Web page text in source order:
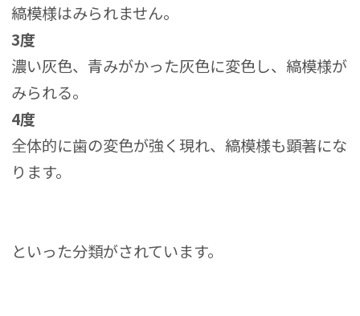
縞模様はみられません。
3度
濃い灰色、青みがかった灰色に変色し、縞模様が
みられる。
4度
全体的に歯の変色が強く現れ、縞模様も顕著にな
ります。
といった分類がされています。